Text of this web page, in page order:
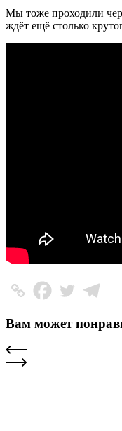
Мы тоже проходили
ждёт ещё столько
Вам может